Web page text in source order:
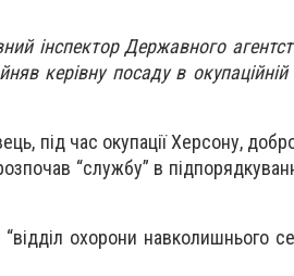
інспектор Державного
керівну посаду в окупаційній
під час окупації Херсону,
“службу” в
охорони навколишнього